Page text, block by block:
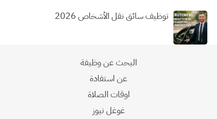
توظيف سائق نقل الأشخاص 2026
البحث عن وظيفة
عن استفادة
اوقات الصلاة
غوغل نيوز